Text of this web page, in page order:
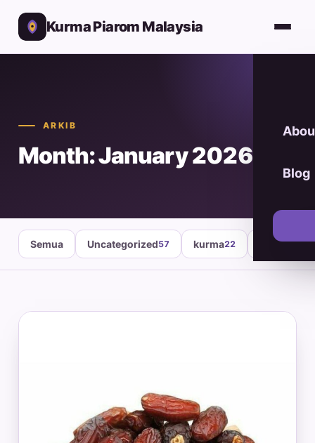
Kurma Piarom Malaysia
Blog
ARKIB
Month: January 2026
Semua Uncategorized57 kurma22 healthy